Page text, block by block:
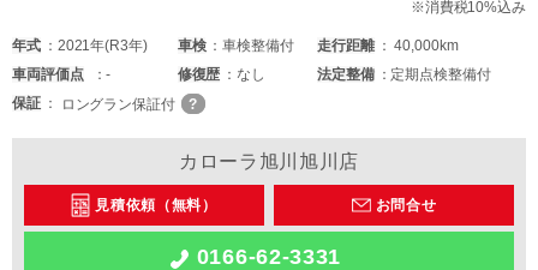
※消費税10%込み
年式 2021年(R3年) 車検 車検整備付 走行距離
40,000km
車両評価点 - 修復歴 なし 法定整備
定期点検整備付
保証
ロングラン保証付
カローラ旭川旭川店
見積依頼（無料） お問合せ
0166-62-3331